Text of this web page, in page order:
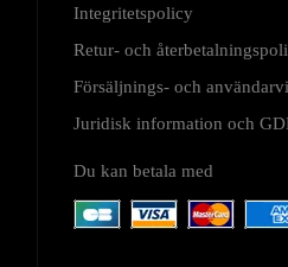
Integritetspolicy
Retur- och
Försäljnings- och
Juridisk information och
Du kan betala med